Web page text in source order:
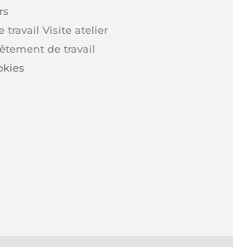
travail Visite atelier
de travail